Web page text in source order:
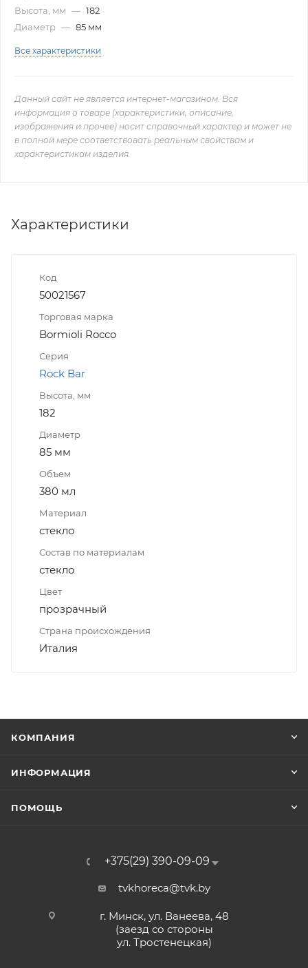
Высота, мм — 182
Диаметр — 85 мм
Все характеристики
Данный сайт не является интернет-магазином. Вся
информация о товаре (характеристики, описание,
изображения и прочее) носит справочный характер и может не
в полной мере соответствовать реальным свойствам и
характеристикам изделия.
Характеристики
Код
50021567
Торговая марка
Bormioli Rocco
Серия
Rock Bar
Высота, мм
182
Диаметр
85 мм
Объем
380 мл
Материал
стекло
Состав по материалам
стекло
Цвет
прозрачный
Страна происхождения
Италия
КОМПАНИЯ
ИНФОРМАЦИЯ
ПОМОЩЬ
+375(29) 390-09-09
tvkhoreca@tvk.by
г. Минск, ул. Ванеева, 48
(заезд со стороны
ул. Тростенецкая)